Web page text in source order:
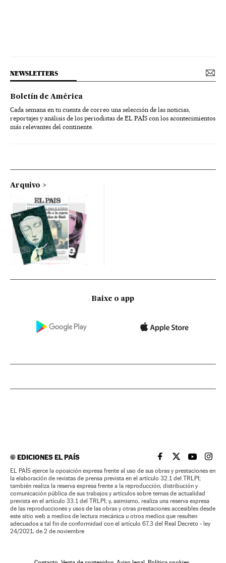
NEWSLETTERS
Boletín de América
Cada semana en tu cuenta de correo una selección de las noticias,
reportajes y análisis de los periodistas de EL PAÍS con los acontecimientos
más relevantes del continente.
Arquivo
Baixe o app
©EDICIONES EL PAÍS EL PAÍS BRASIL EN
EL PAÍSEL PAÍS
EL
EL PAÍS ejerce la oposición expresa frente al uso de sus obras y prestaciones en
la elaboración de revistas de prensa prevista en el artículo 32.1 del TRLPI;
también realiza la reserva expresa frente a la reproducción, distribución y
comunicación pública de sus trabajos y artículos sobre temas de actualidad
prevista en el artículo 33.1 del TRLPI; y, asimismo, realiza una reserva expresa
de las reproducciones y usos de las obras y otras prestaciones accesibles desde
este sitio web a medios de lectura mecánica u otros medios que resulten
adecuados a tal fin de conformidad con el artículo 67.3 del Real Decreto - ley
24/2021, de 2 de noviembre